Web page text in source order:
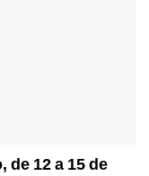
de 12 a 15 de